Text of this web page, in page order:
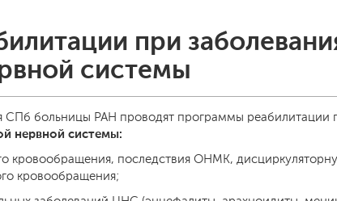
при
системы
СПб больницы РАН проводят программы реабилитации
нервной системы:
кровообращения, последствия ОНМК,
кровообращения;